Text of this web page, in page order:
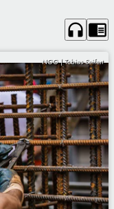
headphones chrome_reader_mode
NGG | Tobias Seifert